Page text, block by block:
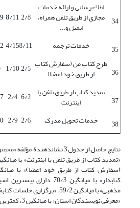
34
اطلاع‏رسانی و ارائه خدمات
مجازی از طریق تلفن همراه،
ایمیل و...
2/8
8/11
35 خدمات ترجمه 8/11
4/15
36
طرح کتاب من (سفارش کتاب
از طریق خود اعضا) 2/5
1/10
37
تمدید کتاب از طریق تلفن یا
اینترنت 6/2
2/4
38 خدمات تحویل مدرک 2/6
2/9
نتایج حاصل از جدول 3 نشان­دهندة
کتابدار» با میانگین 70/3
«معرفی نویسندگان استان» با میانگین 3، کمترین امتیاز را دارد.